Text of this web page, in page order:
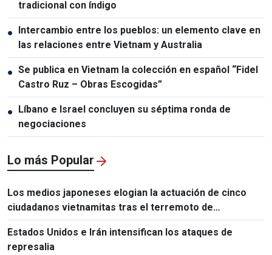
tradicional con índigo
●
Intercambio entre los pueblos: un elemento clave en
las relaciones entre Vietnam y Australia
● Se publica en Vietnam la colección en español “Fidel
Castro Ruz – Obras Escogidas”
●
Líbano e Israel concluyen su séptima ronda de
negociaciones
Lo más Popular
Los medios japoneses elogian la actuación de cinco
ciudadanos vietnamitas tras el terremoto de
Kumamoto
Estados Unidos e Irán intensifican los ataques de
represalia